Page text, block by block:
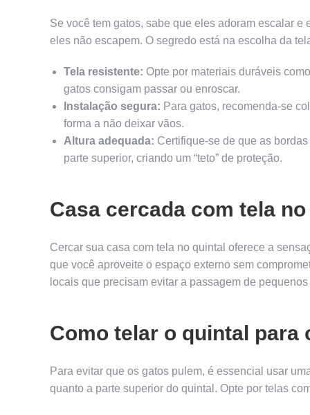
Se você tem gatos, sabe que eles adoram escalar
eles não escapem. O segredo está na escolha da
Tela resistente: Opte por materiais duráveis
gatos consigam passar ou enroscar.
Instalação segura: Para gatos, recomenda-se
forma a não deixar vãos.
Altura adequada: Certifique-se de que as
parte superior, criando um “teto” de proteção.
Casa cercada com tela
Cercar sua casa com tela no quintal oferece a
que você aproveite o espaço externo sem
locais que precisam evitar a passagem de
Como telar o quintal para
Para evitar que os gatos pulem, é essencial usar
quanto a parte superior do quintal. Opte por telas